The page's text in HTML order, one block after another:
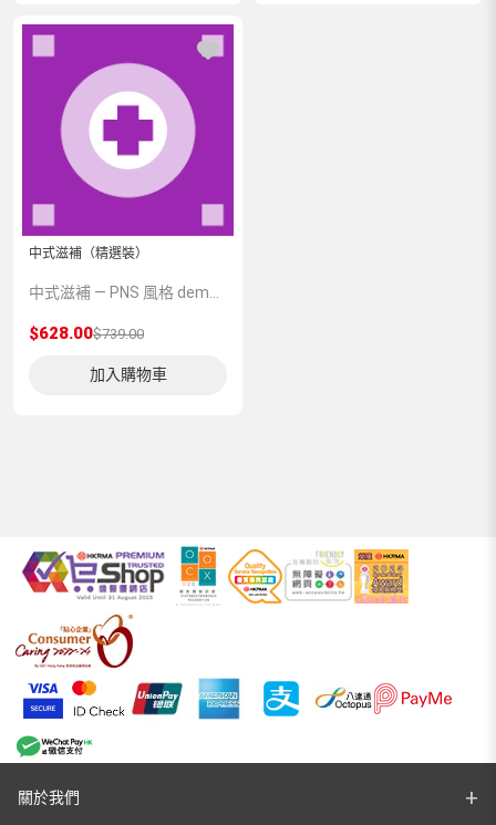
中式滋補（精選裝）
$628.00$739.00
加入購物車
關於我們